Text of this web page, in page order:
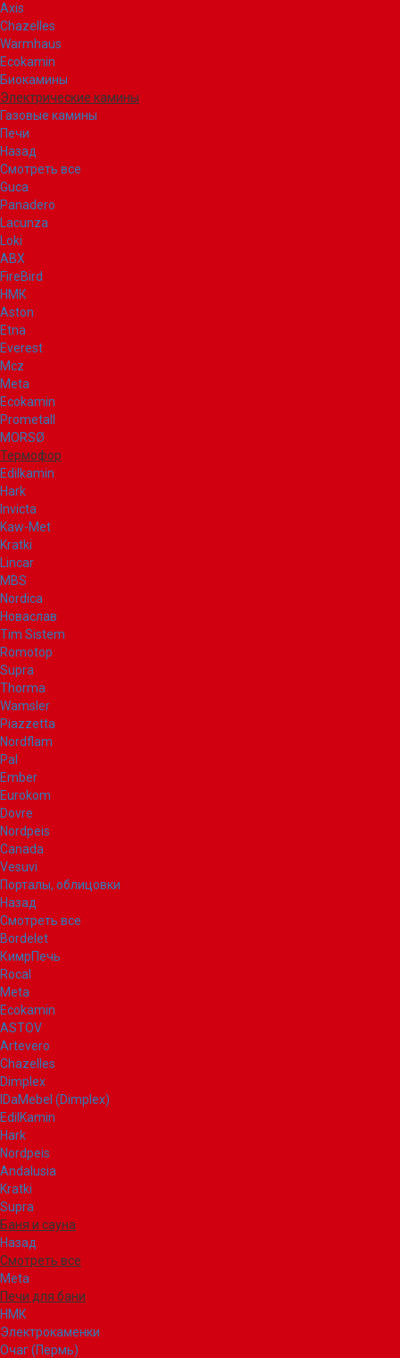
Axis
Chazelles
Warmhaus
Ecokamin
Биокамины
Электрические камины
Газовые камины
Печи
Назад
Смотреть все
Guca
Panadero
Lacunza
Loki
ABX
FireBird
НМК
Aston
Etna
Everest
Mcz
Meta
Ecokamin
Prometall
MORSØ
Термофор
Edilkamin
Hark
Invicta
Kaw-Met
Kratki
Lincar
MBS
Nordica
Новаслав
Tim Sistem
Romotop
Supra
Thorma
Wamsler
Piazzetta
Nordflam
Pal
Ember
Eurokom
Dovre
Nordpeis
Canada
Vesuvi
Порталы, облицовки
Назад
Смотреть все
Bordelet
КимрПечь
Rocal
Meta
Ecokamin
ASTOV
Artevero
Chazelles
Dimplex
IDaMebel (Dimplex)
EdilKamin
Hark
Nordpeis
Andalusia
Kratki
Supra
Баня и сауна
Назад
Смотреть все
Meta
Печи для бани
НМК
Электрокаменки
Очаг (Пермь)